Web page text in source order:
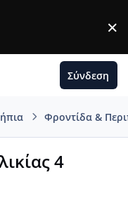
×
Σύνδεση
Φροντίδα &
4